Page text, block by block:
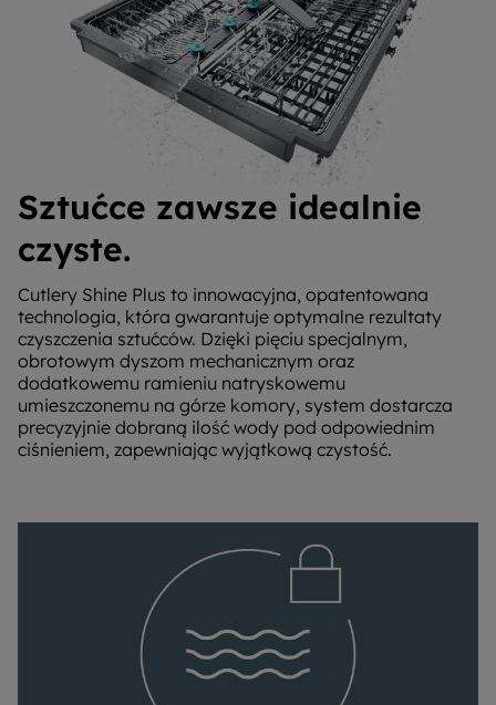
Sztućce zawsze idealnie
czyste.
Cutlery Shine Plus to innowacyjna, opatentowana
technologia, która gwarantuje optymalne rezultaty
czyszczenia sztućców. Dzięki pięciu specjalnym,
obrotowym dyszom mechanicznym oraz
dodatkowemu ramieniu natryskowemu
umieszczonemu na górze komory, system dostarcza
precyzyjnie dobraną ilość wody pod odpowiednim
ciśnieniem, zapewniając wyjątkową czystość.